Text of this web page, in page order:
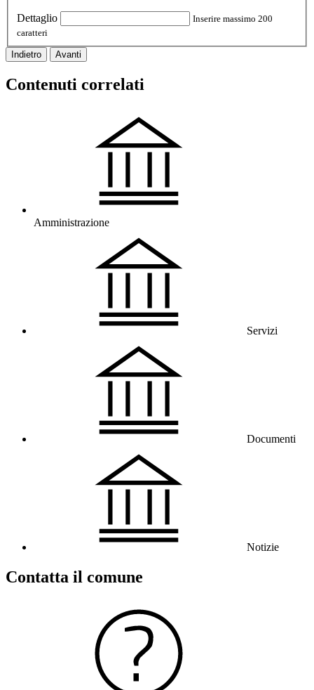
Dettaglio
Inserire massimo 200
caratteri
Indietro Avanti
Contenuti correlati
Amministrazione
Servizi
Documenti
Notizie
Contatta il comune